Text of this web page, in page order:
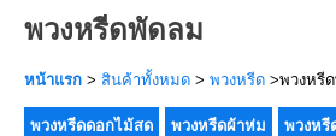
พวงหรีดพัดลม
หน้าแรก > สินค้าทั้งหมด > พวงหรีด >พวงหรี
พวงหรีดดอกไม้สด พวงหรีดผ้าห่ม พวงหรี